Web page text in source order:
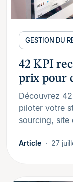
GESTION DU
42 KPI
prix pour
Découvrez
piloter votre
sourcing, site
Article 27